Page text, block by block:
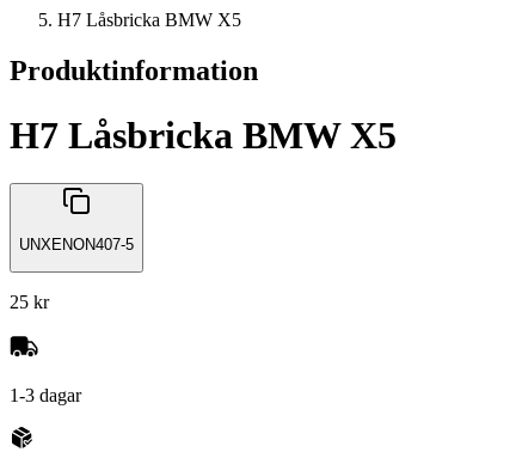
H7 Låsbricka BMW X5
Produktinformation
H7 Låsbricka BMW X5
UNXENON407-5
25 kr
1-3 dagar